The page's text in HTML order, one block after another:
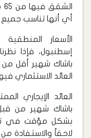
أي أنها تناسب جميع
الأسعار
إسطنبول، فإذا
باشاك شهير أقل من
العائد الاستثماري
العائد الإيجاري
باشاك شهير من قبل
بشكل مؤقت في
لاحقاً والاستفادة